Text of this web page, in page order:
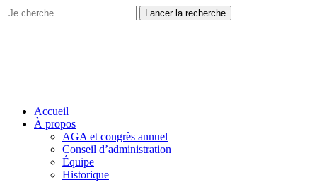
Accueil
À propos
AGA et congrès annuel
Conseil d’administration
Équipe
Historique